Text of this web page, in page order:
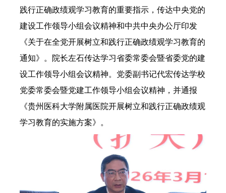
践行正确政绩观学习教育的重要指示，传达中央党的
建设工作领导小组会议精神和中共中央办公厅印发
《关于在全党开展树立和践行正确政绩观学习教育的
通知》。院长左石传达学习省委常委会暨省委党的建
设工作领导小组会议精神。党委副书记代宏传达学校
党委常委会暨党建工作领导小组会议精神，并通报
《贵州医科大学附属医院开展树立和践行正确政绩观
学习教育的实施方案》。